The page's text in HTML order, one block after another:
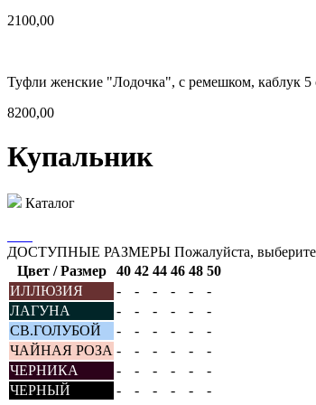
2100,00
Туфли женские "Лодочка", с ремешком, каблук 5
8200,00
Купальник
Каталог
ДОСТУПНЫЕ РАЗМЕРЫ Пожалуйста,
Цвет / Размер
40 42 44 46 48 50
ИЛЛЮЗИЯ
- - - - -
-
ЛАГУНА
- - - - -
-
СВ.ГОЛУБОЙ
- - - - -
-
ЧАЙНАЯ РОЗА - - - - -
-
ЧЕРНИКА
- - - - -
-
ЧЕРНЫЙ
- - - - - -